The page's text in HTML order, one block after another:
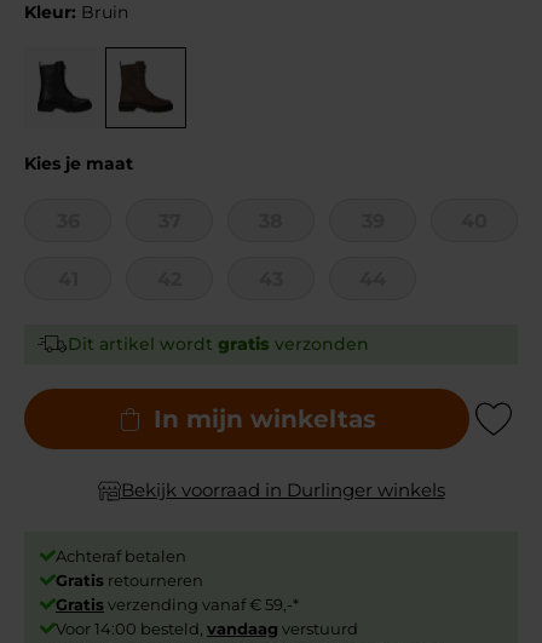
Kleur: Bruin
Kies je maat
Dit artikel wordt gratis verzonden
In mijn winkeltas Add to
Bekijk voorraad in Durlinger winkels
Achteraf betalen
Gratis retourneren
Gratisverzending vanaf € 59,-*
Voor 14:00 besteld, vandaag verstuurd